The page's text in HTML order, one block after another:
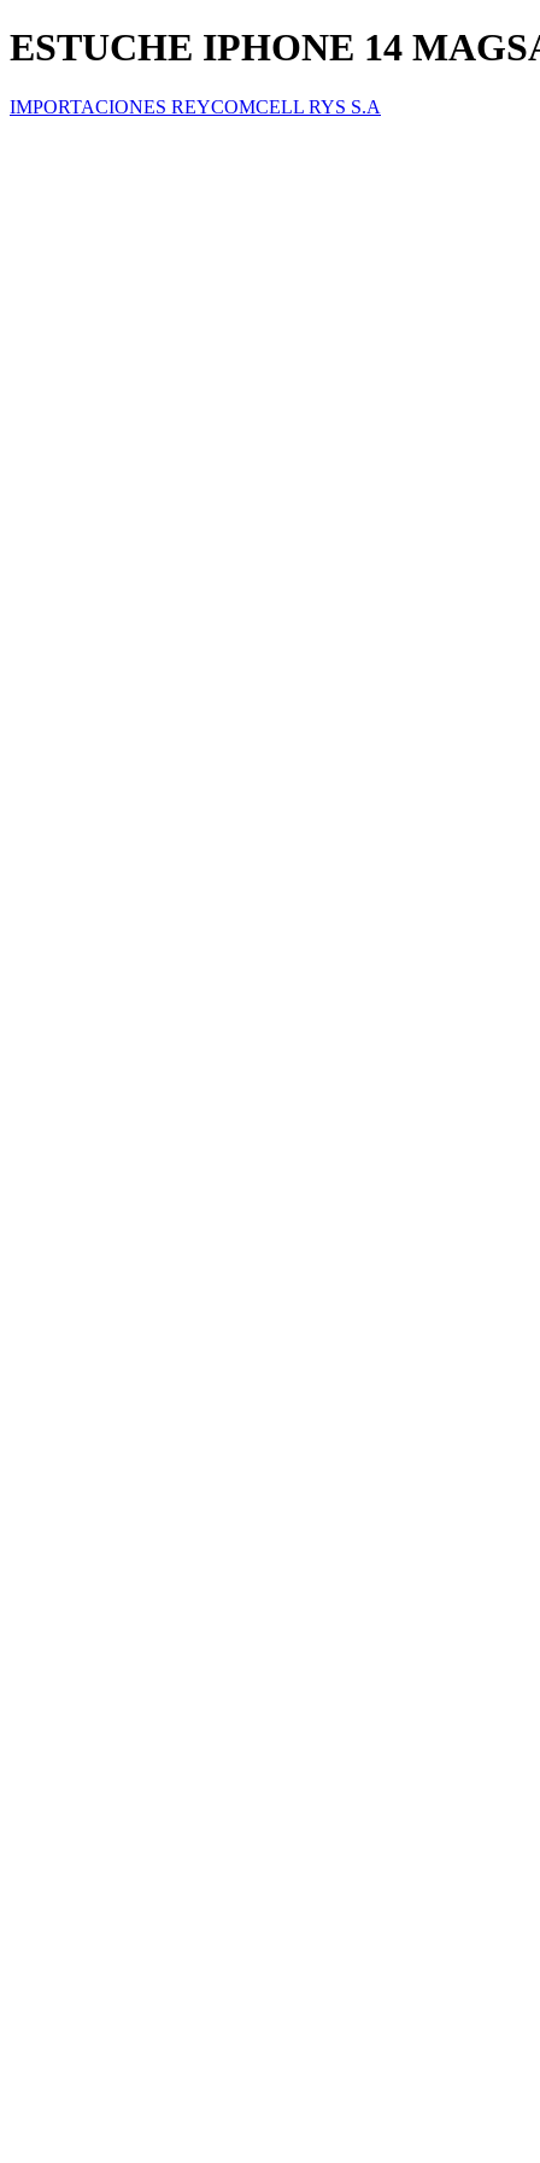
ESTUCHE IPHONE 14
IMPORTACIONES REYCOMCELL RYS S.A